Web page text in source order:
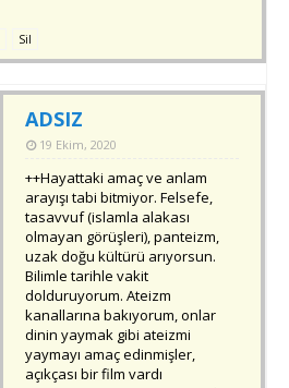
Sil
ADSIZ
19 Ekim, 2020
++Hayattaki amaç ve anlam
arayışı tabi bitmiyor. Felsefe,
tasavvuf (islamla alakası
olmayan görüşleri), panteizm,
uzak doğu kültürü arıyorsun.
Bilimle tarihle vakit
dolduruyorum. Ateizm
kanallarına bakıyorum, onlar
dinin yaymak gibi ateizmi
yaymayı amaç edinmişler,
açıkçası bir film vardı